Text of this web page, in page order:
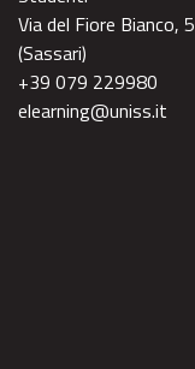
Via del Fiore Bianco, 5
(Sassari)
+39 079 229980
elearning@uniss.it